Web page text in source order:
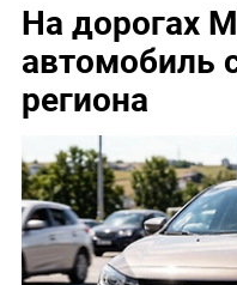
На дорогах
автомобиль
региона